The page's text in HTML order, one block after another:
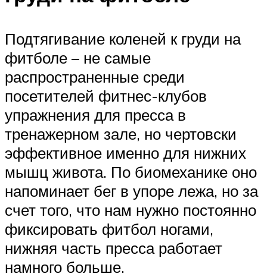
Подтягивание коленей к груди на
фитболе – не самые
распространенные среди
посетителей фитнес-клубов
упражнения для пресса в
тренажерном зале, но чертовски
эффективное именно для нижних
мышц живота. По биомеханике оно
напоминает бег в упоре лежа, но за
счет того, что нам нужно постоянно
фиксировать фитбол ногами,
нижняя часть пресса работает
намного больше.